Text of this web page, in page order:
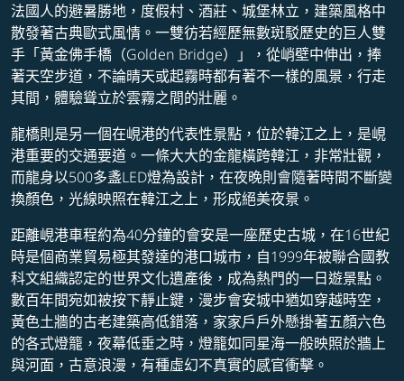
法國人的避暑勝地，度假村、酒莊、城堡林立，建築風格中
散發著古典歐式風情。一雙彷若經歷無數斑駁歷史的巨人雙
手「黃金佛手橋（Golden Bridge）」，從峭壁中伸出，捧
著天空步道，不論晴天或起霧時都有著不一樣的風景，行走
其間，體驗聳立於雲霧之間的壯麗。
龍橋則是另一個在峴港的代表性景點，位於韓江之上，是峴
港重要的交通要道。一條大大的金龍橫跨韓江，非常壯觀，
而龍身以500多盞LED燈為設計，在夜晚則會隨著時間不斷變
換顏色，光線映照在韓江之上，形成絕美夜景。
距離峴港車程約為40分鐘的會安是一座歷史古城，在16世紀
時是個商業貿易極其發達的港口城市，自1999年被聯合國教
科文組織認定的世界文化遺產後，成為熱門的一日遊景點。
數百年間宛如被按下靜止鍵，漫步會安城中猶如穿越時空，
黃色土牆的古老建築高低錯落，家家戶戶外懸掛著五顏六色
的各式燈籠，夜幕低垂之時，燈籠如同星海一般映照於牆上
與河面，古意浪漫，有種虛幻不真實的感官衝擊。